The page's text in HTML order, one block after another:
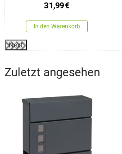
31,99€
In den Warenkorb
Next
Zuletzt angesehen